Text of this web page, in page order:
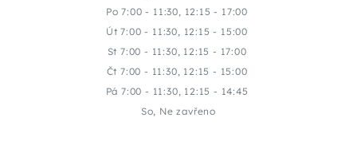
Po 7:00 - 11:30, 12:15 - 17:00
Út 7:00 - 11:30, 12:15 - 15:00
St 7:00 - 11:30, 12:15 - 17:00
Čt 7:00 - 11:30, 12:15 - 15:00
Pá 7:00 - 11:30, 12:15 - 14:45
So, Ne zavřeno